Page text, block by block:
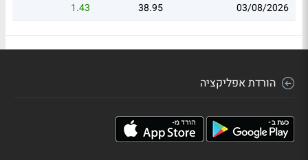
03/08/2026
38.95
1.43
הורדת אפליקציה